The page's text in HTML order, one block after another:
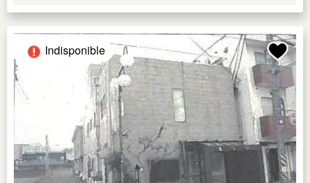
Indisponible